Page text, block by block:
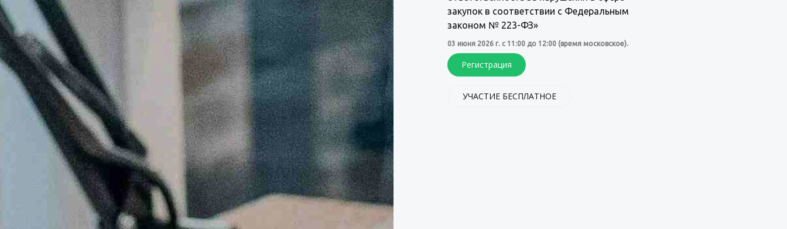
закупок в соответствии с Федеральным
законом № 223-ФЗ»
03 июня 2026 г. с 11:00 до 12:00 (время московское).
Регистрация
УЧАСТИЕ БЕСПЛАТНОЕ